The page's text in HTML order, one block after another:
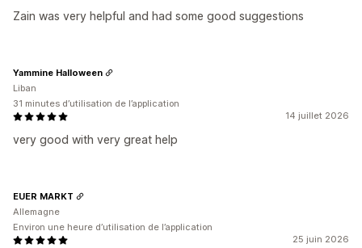
Zain was very helpful and had some good suggestions
14 juillet 2026
very good with very great help
Yammine Halloween
Liban
31 minutes d’utilisation de l’application
25 juin 2026
EUER MARKT
Allemagne
Environ une heure d’utilisation de l’application